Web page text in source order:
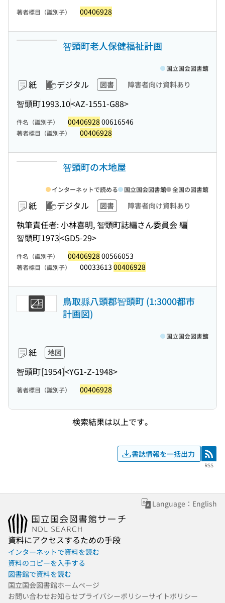
著者標目（識別子） 00406928
智頭町老人保健福祉計画
紙 デジタル 図書 障害者向け資料あり
智頭町1993.10<AZ-1551-G88>
国立国会図書館
件名（識別子） 00406928 00616546
著者標目（識別子） 00406928
智頭町の木地屋
紙 デジタル 図書 障害者向け資料あり
執筆責任者: 小林喜明, 智頭町誌編さん委員会 編
智頭町1973<GD5-29>
インターネットで読める 国立国会図書館 全国の図書館
件名（識別子） 00406928 00566053
著者標目（識別子） 00033613 00406928
鳥取縣八頭郡智頭町 (1:3000都市
計画図)
紙 地図
智頭町[1954]<YG1-Z-1948>
国立国会図書館
著者標目（識別子） 00406928
検索結果は以上です。
書誌情報を一括出力 RSS
RSS
Language：English
資料にアクセスするための手段
インターネットで資料を読む
資料のコピーを入手する
図書館で資料を読む
国立国会図書館ホームページ
お問い合わせお知らせプライバシーポリシーサイトポリシー